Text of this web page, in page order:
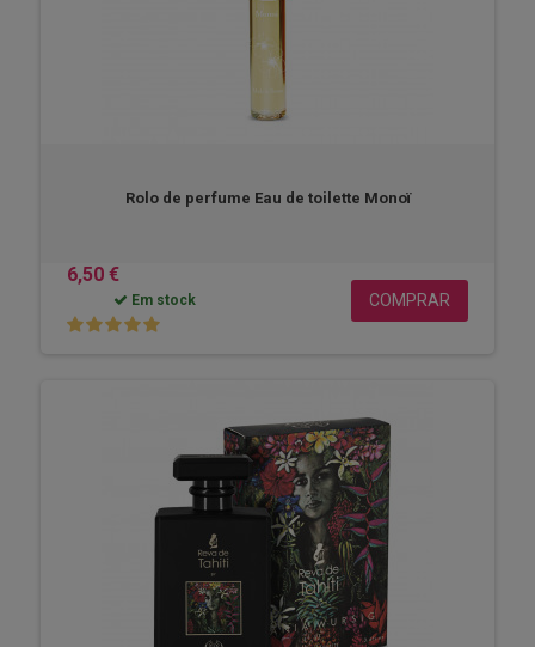
Rolo de perfume Eau de toilette Monoï
6,50 €
Em stock COMPRAR